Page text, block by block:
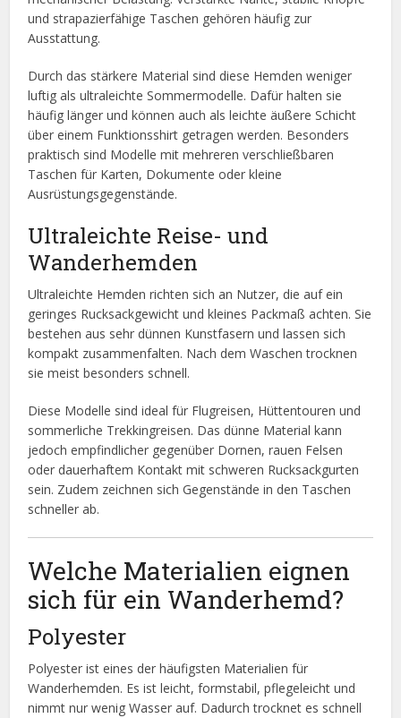
und strapazierfähige Taschen gehören häufig zur
Ausstattung.
Durch das stärkere Material sind diese Hemden weniger
luftig als ultraleichte Sommermodelle. Dafür halten sie
häufig länger und können auch als leichte äußere Schicht
über einem Funktionsshirt getragen werden. Besonders
praktisch sind Modelle mit mehreren verschließbaren
Taschen für Karten, Dokumente oder kleine
Ausrüstungsgegenstände.
Ultraleichte Reise- und
Wanderhemden
Ultraleichte Hemden richten sich an Nutzer, die auf ein
geringes Rucksackgewicht und kleines Packmaß achten. Sie
bestehen aus sehr dünnen Kunstfasern und lassen sich
kompakt zusammenfalten. Nach dem Waschen trocknen
sie meist besonders schnell.
Diese Modelle sind ideal für Flugreisen, Hüttentouren und
sommerliche Trekkingreisen. Das dünne Material kann
jedoch empfindlicher gegenüber Dornen, rauen Felsen
oder dauerhaftem Kontakt mit schweren Rucksackgurten
sein. Zudem zeichnen sich Gegenstände in den Taschen
schneller ab.
Welche Materialien eignen
sich für ein Wanderhemd?
Polyester
Polyester ist eines der häufigsten Materialien für
Wanderhemden. Es ist leicht, formstabil, pflegeleicht und
nimmt nur wenig Wasser auf. Dadurch trocknet es schnell